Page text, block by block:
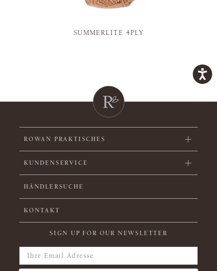
SUMMERLITE 4PLY
ROWAN PRAKTISCHES
KUNDENSERVICE
HÄNDLERSUCHE
KONTAKT
SIGN UP FOR OUR NEWSLETTER